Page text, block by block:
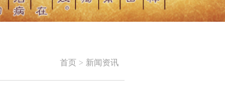
首页 > 新闻资讯